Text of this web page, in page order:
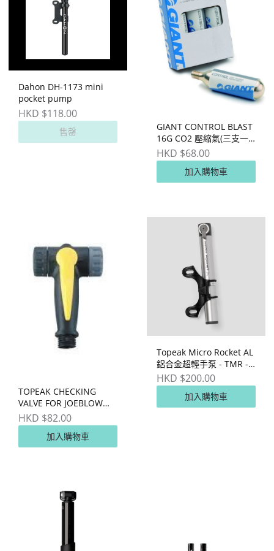
Dahon DH-1173 mini
pocket pump
HKD $118.00
售罄
GIANT CONTROL BLAST
16G CO2 壓縮氣(三支一
盒)
HKD $68.00
加入購物車
TOPEAK CHECKING
VALVE FOR JOEBLOW
MAX II & MAX HP
HKD $82.00
加入購物車
Topeak Micro Rocket AL
鋁合金超輕手泵 - TMR -
AL
HKD $200.00
加入購物車